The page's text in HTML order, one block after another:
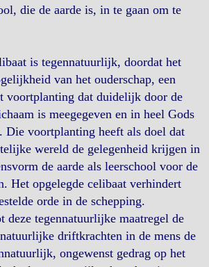
die de aarde is, in te gaan om te
is tegennatuurlijk, doordat het
van het ouderschap, een
voortplanting dat duidelijk door de
is meegegeven en in heel Gods
Die voortplanting heeft als doel dat
wereld de gelegenheid krijgen in
de aarde als leerschool voor de
Het opgelegde celibaat verhindert
orde in de schepping.
deze tegennatuurlijke maatregel de
driftkrachten in de mens de
ongewenst gedrag op het